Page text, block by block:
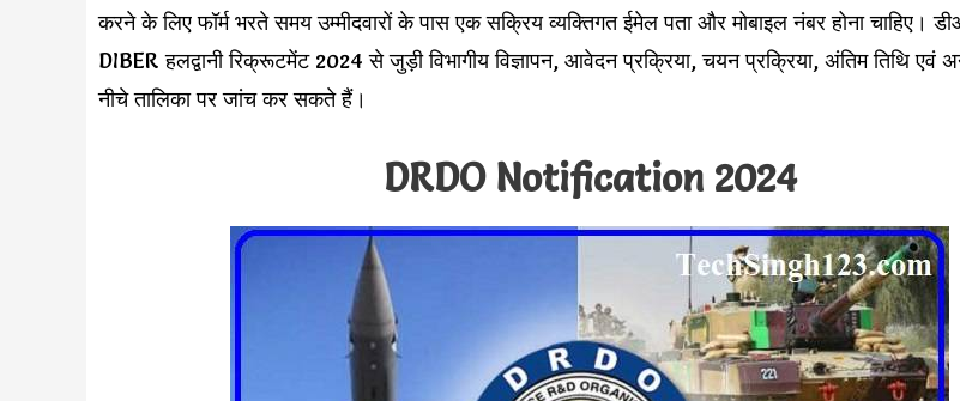
करने के लिए फॉर्म भरते समय उम्मीदवारों के पास एक सक्रिय व्यक्तिगत ईमेल पता और मोबाइल नंबर होना चाहिए।
DIBER हलद्वानी रिक्रूटमेंट 2024 से जुड़ी विभागीय विज्ञापन, आवेदन प्रक्रिया, चयन प्रक्रिया, अंतिम तिथि एवं
नीचे तालिका पर जांच कर सकते हैं।
DRDO Notification 2024